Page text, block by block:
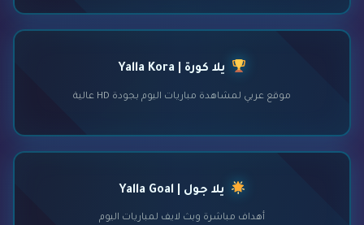
يلا كورة | Yalla Kora
موقع عربي لمشاهدة مباريات اليوم بجودة HD عالية
يلا جول | Yalla Goal
أهداف مباشرة وبث لايف لمباريات اليوم